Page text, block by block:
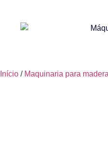
Início / Maquinaria para